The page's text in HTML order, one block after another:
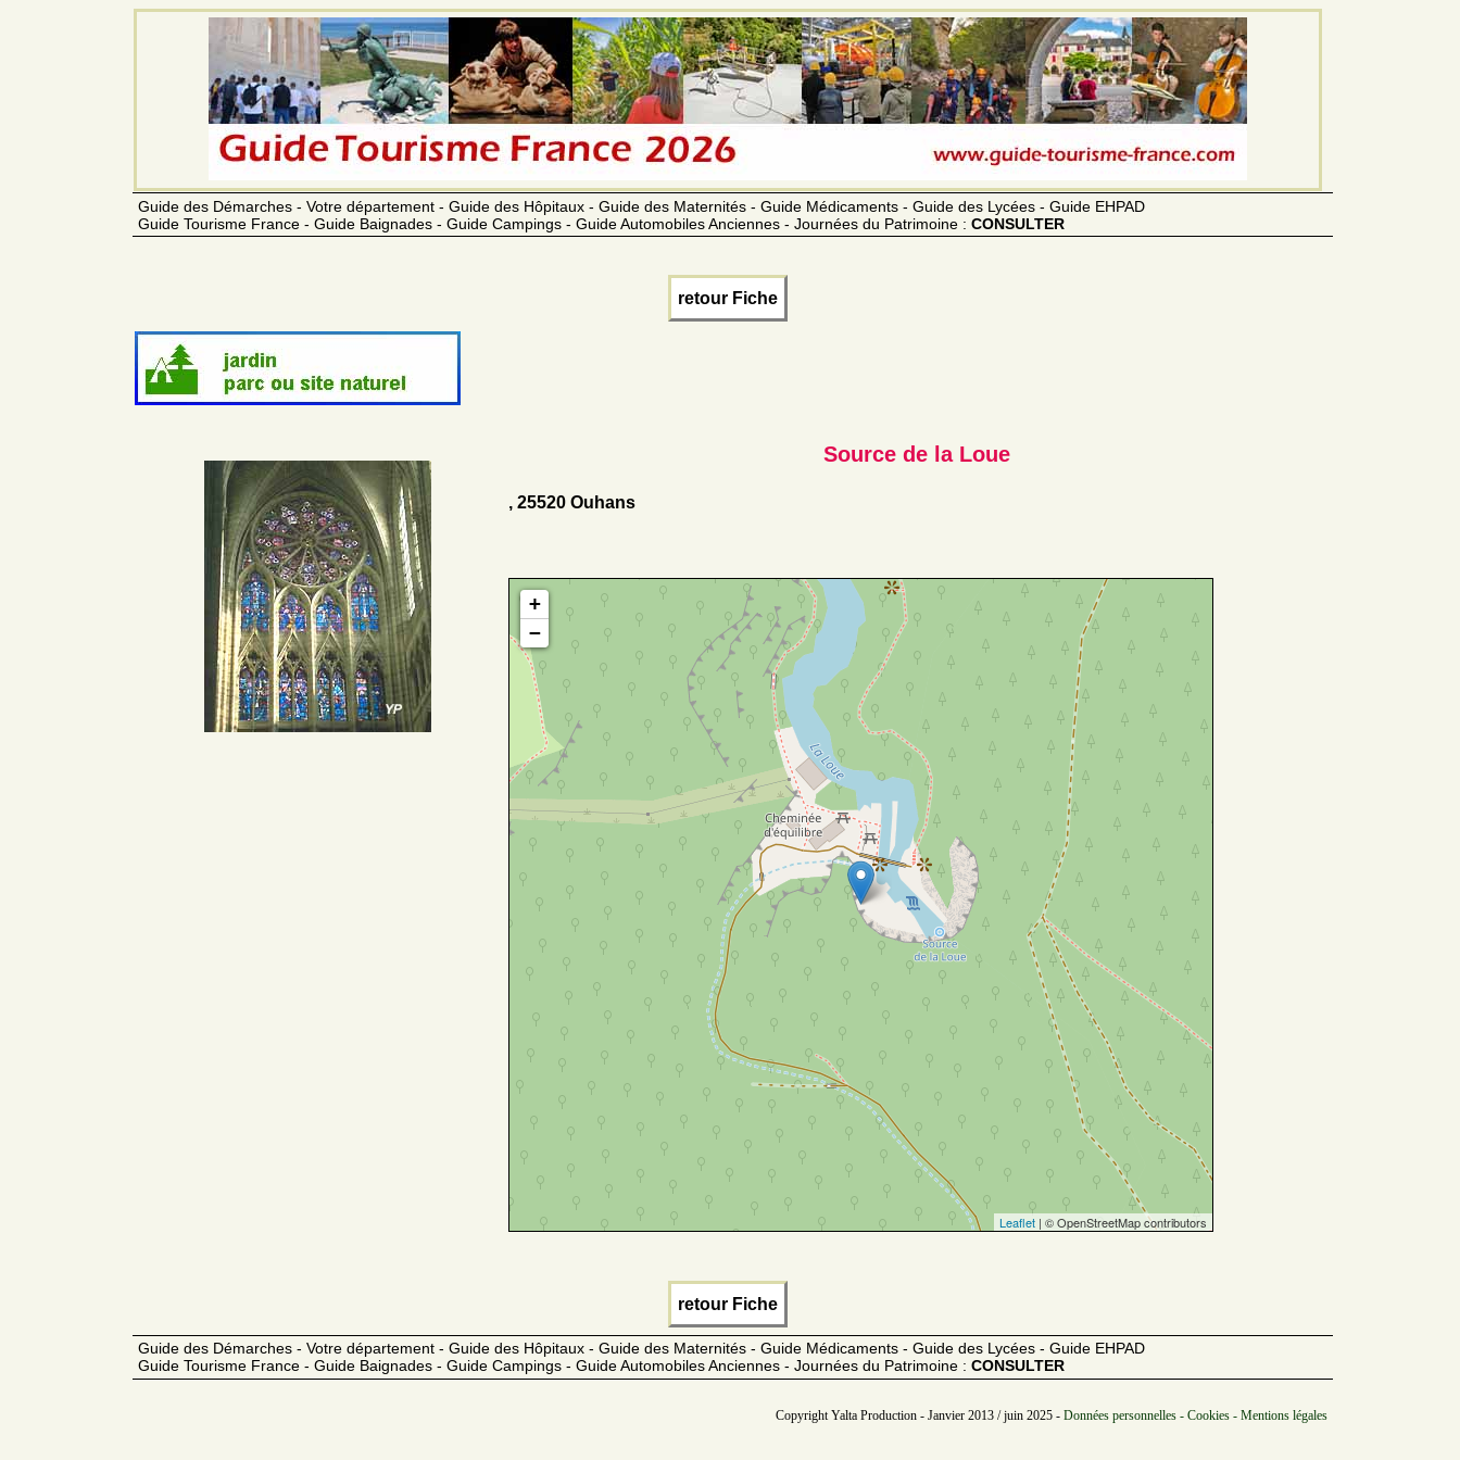
Guide des Démarches - Votre département - Guide des Hôpitaux - Guide des Maternités - Guide Médicaments - Guide des Lycées - Guide EHPAD
Guide Tourisme France - Guide Baignades - Guide Campings - Guide Automobiles Anciennes - Journées du Patrimoine : CONSULTER
retour Fiche
Source de la Loue
, 25520 Ouhans
+
−
Leaflet| © OpenStreetMap contributors
retour Fiche
Guide des Démarches - Votre département - Guide des Hôpitaux - Guide des Maternités - Guide Médicaments - Guide des Lycées - Guide EHPAD
Guide Tourisme France - Guide Baignades - Guide Campings - Guide Automobiles Anciennes - Journées du Patrimoine : CONSULTER
Copyright Yalta Production - Janvier 2013 / juin 2025 - Données personnelles - Cookies - Mentions légales